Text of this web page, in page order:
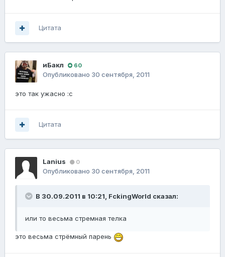
Цитата
иБакл 60
Опубликовано 30 сентября, 2011
это так ужасно :с
Цитата
Lanius 0
Опубликовано 30 сентября, 2011
В 30.09.2011 в 10:21, FckingWorld сказал:
или то весьма стремная телка
это весьма стрёмный парень